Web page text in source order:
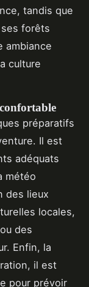
tandis que
forêts
ambiance
culture
préparatifs
Il est
adéquats
météo
des lieux
locales,
des
Enfin, la
il est
pour prévoir